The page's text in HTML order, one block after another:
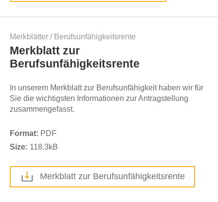
Merkblätter / Berufsunfähigkeitsrente
Merkblatt zur
Berufsunfähigkeitsrente
In unserem Merkblatt zur Berufsunfähigkeit haben wir für
Sie die wichtigsten Informationen zur Antragstellung
zusammengefasst.
Format: PDF
Size: 118.3kB
Merkblatt zur Berufsunfähigkeitsrente